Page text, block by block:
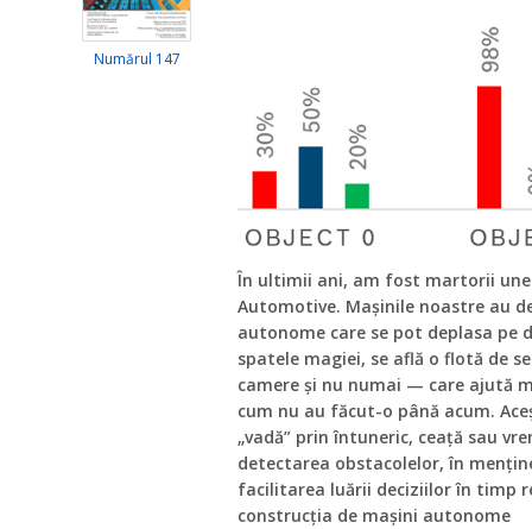
Numărul 147
În ultimii ani, am fost martorii
Automotive. Mașinile noastre au
autonome care se pot deplasa pe
spatele magiei, se află o flotă de
camere și nu numai — care ajută
cum nu au făcut-o până acum.
„vadă” prin întuneric, ceață sau
detectarea obstacolelor, în
facilitarea luării deciziilor în timp
construcția de mașini autonome